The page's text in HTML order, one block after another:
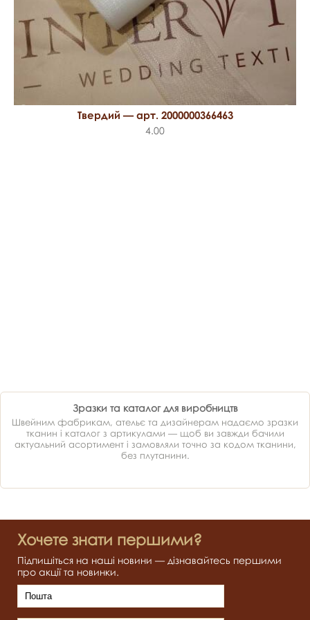
Твердий — арт. 2000000366463
4.00
Зразки та каталог для виробництв
Швейним фабрикам, ательє та дизайнерам надаємо зразки
тканин і каталог з артикулами — щоб ви завжди бачили
актуальний асортимент і замовляли точно за кодом тканини,
без плутанини.
Хочете знати першими?
Підпишіться на наші новини — дізнавайтесь першими
про акції та новинки.